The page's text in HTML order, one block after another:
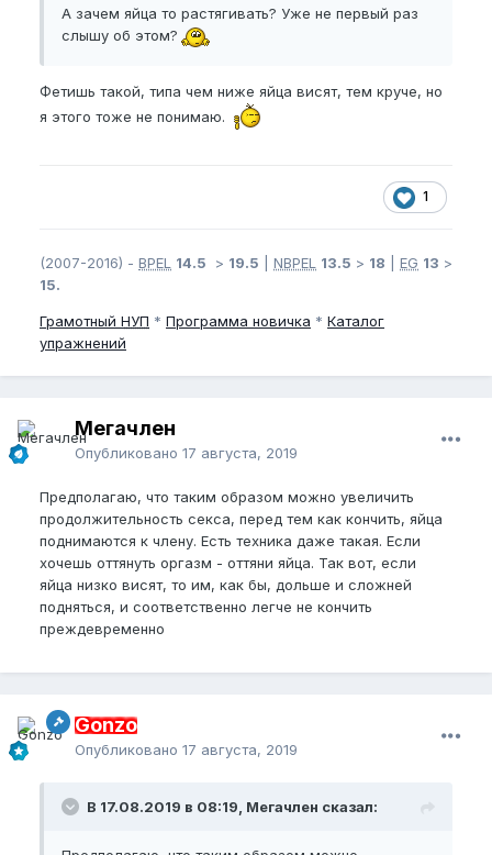
А зачем яйца то растягивать? Уже не первый раз
слышу об этом?
Фетишь такой, типа чем ниже яйца висят, тем круче, но
я этого тоже не понимаю.
1
(2007-2016) - BPEL 14.5 > 19.5 NBPEL 13.5 > 18 EG 13 >
15.
Грамотный НУП * Программа новичка * Каталог
упражнений
Мегачлен
Опубликовано 17 августа, 2019
Предполагаю, что таким образом можно увеличить
продолжительность секса, перед тем как кончить, яйца
поднимаются к члену. Есть техника даже такая. Если
хочешь оттянуть оргазм - оттяни яйца. Так вот, если
яйца низко висят, то им, как бы, дольше и сложней
подняться, и соответственно легче не кончить
преждевременно
Gonzo
Опубликовано 17 августа, 2019
В 17.08.2019 в 08:19, Мегачлен сказал: